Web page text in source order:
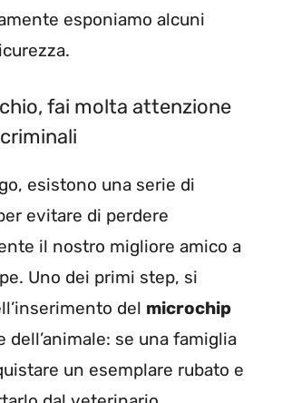
esponiamo alcuni
fai molta attenzione
esistono una serie di
evitare di perdere
il nostro migliore amico a
Uno dei primi step, si
del microchip
dell’animale: se una famiglia
un esemplare rubato e